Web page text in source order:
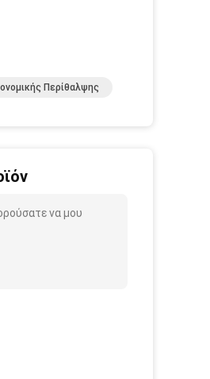
Περίθαλψης
να μου